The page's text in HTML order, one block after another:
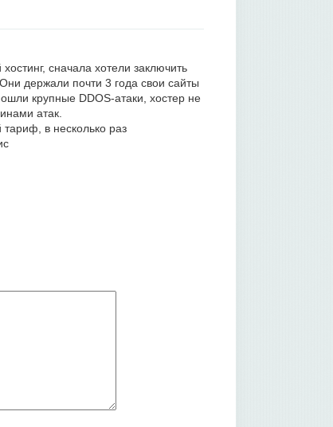
сначала хотели заключить
держали почти 3 года свои сайты
крупные DDOS-атаки, хостер не
атак.
в несколько раз